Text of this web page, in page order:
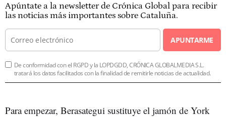
Apúntate a la newsletter de Crónica Global para recibir
las noticias más importantes sobre Cataluña.
APUNTARME
De conformidad con el RGPD y la LOPDGDD, CRÓNICA GLOBALMEDIA S.L.
tratará los datos facilitados con la finalidad de remitirle noticias de actualidad.
Para empezar, Berasategui sustituye el jamón de York